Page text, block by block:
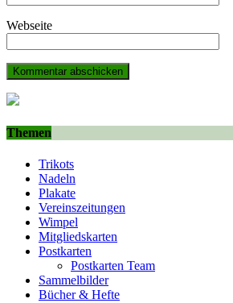
Webseite
Themen
Trikots
Nadeln
Plakate
Vereinszeitungen
Wimpel
Mitgliedskarten
Postkarten
Postkarten Team
Sammelbilder
Bücher & Hefte